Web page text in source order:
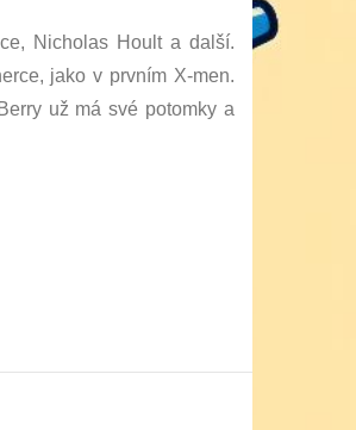
Nicholas Hoult a další.
jako v prvním X-men.
už má své potomky a